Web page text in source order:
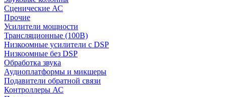
Сценические АС
Прочие
Усилители мощности
Трансляционные (100В)
Низкоомные усилители с DSP
Низкоомные без DSP
Обработка звука
Аудиоплатформы и микшеры
Подавители обратной связи
Контроллеры АС